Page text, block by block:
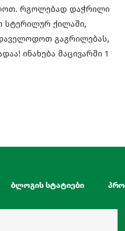
რგოლებად დაჭრილი
სტერილურ ქილაში,
გაგრილებას,
ინახება მაცივარში 1
ბლოგის სტატიები